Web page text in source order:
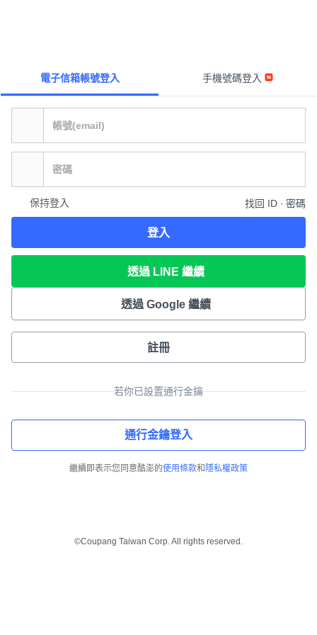
電子信箱帳號登入 手機號碼登入
保持登入 找回 ID ∙ 密碼
登入
透過 LINE 繼續
透過 Google 繼續
註冊
若你已設置通行金鑰
通行金鑰登入
繼續即表示您同意酷澎的使用條款和 隱私權政策
©Coupang Taiwan Corp. All rights reserved.